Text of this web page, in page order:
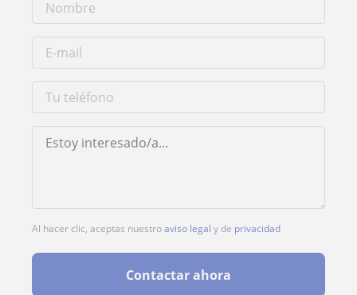
Al hacer clic, aceptas nuestroaviso legal y de privacidad
Contactar ahora